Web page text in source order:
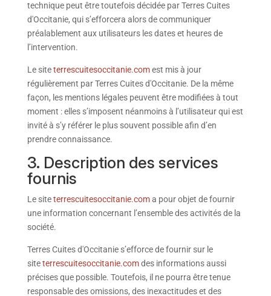
technique peut être toutefois décidée par Terres Cuites
d'Occitanie, qui s’efforcera alors de communiquer
préalablement aux utilisateurs les dates et heures de
l’intervention.
Le siteterrescuitesoccitanie.comest mis à jour
régulièrement par Terres Cuites d'Occitanie. De la même
façon, les mentions légales peuvent être modifiées à tout
moment : elles s’imposent néanmoins à l’utilisateur qui est
invité à s’y référer le plus souvent possible afin d’en
prendre connaissance.
3. Description des services
fournis
Le siteterrescuitesoccitanie.coma pour objet de fournir
une information concernant l’ensemble des activités de la
société.
Terres Cuites d'Occitanie s’efforce de fournir sur le
siteterrescuitesoccitanie.comdes informations aussi
précises que possible. Toutefois, il ne pourra être tenue
responsable des omissions, des inexactitudes et des